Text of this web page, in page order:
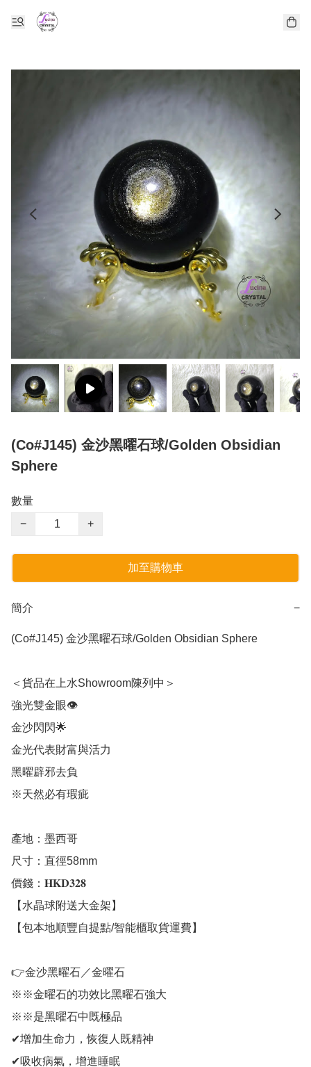
(Co#J145) 金沙黑曜石球/Golden Obsidian
Sphere
數量
−
+
加至購物車
簡介 −
(Co#J145) 金沙黑曜石球/Golden Obsidian Sphere
＜貨品在上水Showroom陳列中＞
強光雙金眼👁
金沙閃閃🌟
金光代表財富與活力
黑曜辟邪去負
※天然必有瑕疵
產地：墨西哥
尺寸：直徑58mm
價錢：𝐇𝐊𝐃𝟑𝟐𝟖
【水晶球附送大金架】
【包本地順豐自提點/智能櫃取貨運費】
👉金沙黑曜石／金曜石
※※金曜石的功效比黑曜石強大
※※是黑曜石中既極品
✔增加生命力，恢復人既精神
✔吸收病氣，增進睡眠